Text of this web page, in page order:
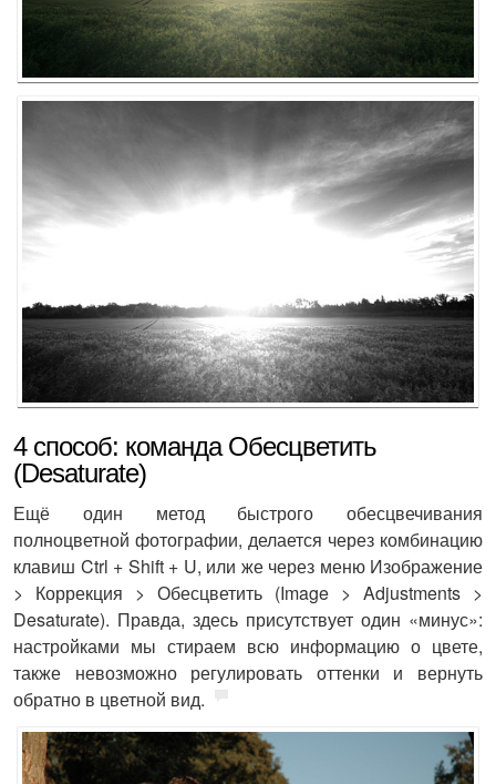
4 способ: команда Обесцветить
(Desaturate)
Ещё один метод быстрого обесцвечивания
полноцветной фотографии, делается через комбинацию
клавиш Ctrl + Shift + U, или же через меню Изображение
> Коррекция > Обесцветить (Image > Adjustments >
Desaturate). Правда, здесь присутствует один «минус»:
настройками мы стираем всю информацию о цвете,
также невозможно регулировать оттенки и вернуть
обратно в цветной вид.